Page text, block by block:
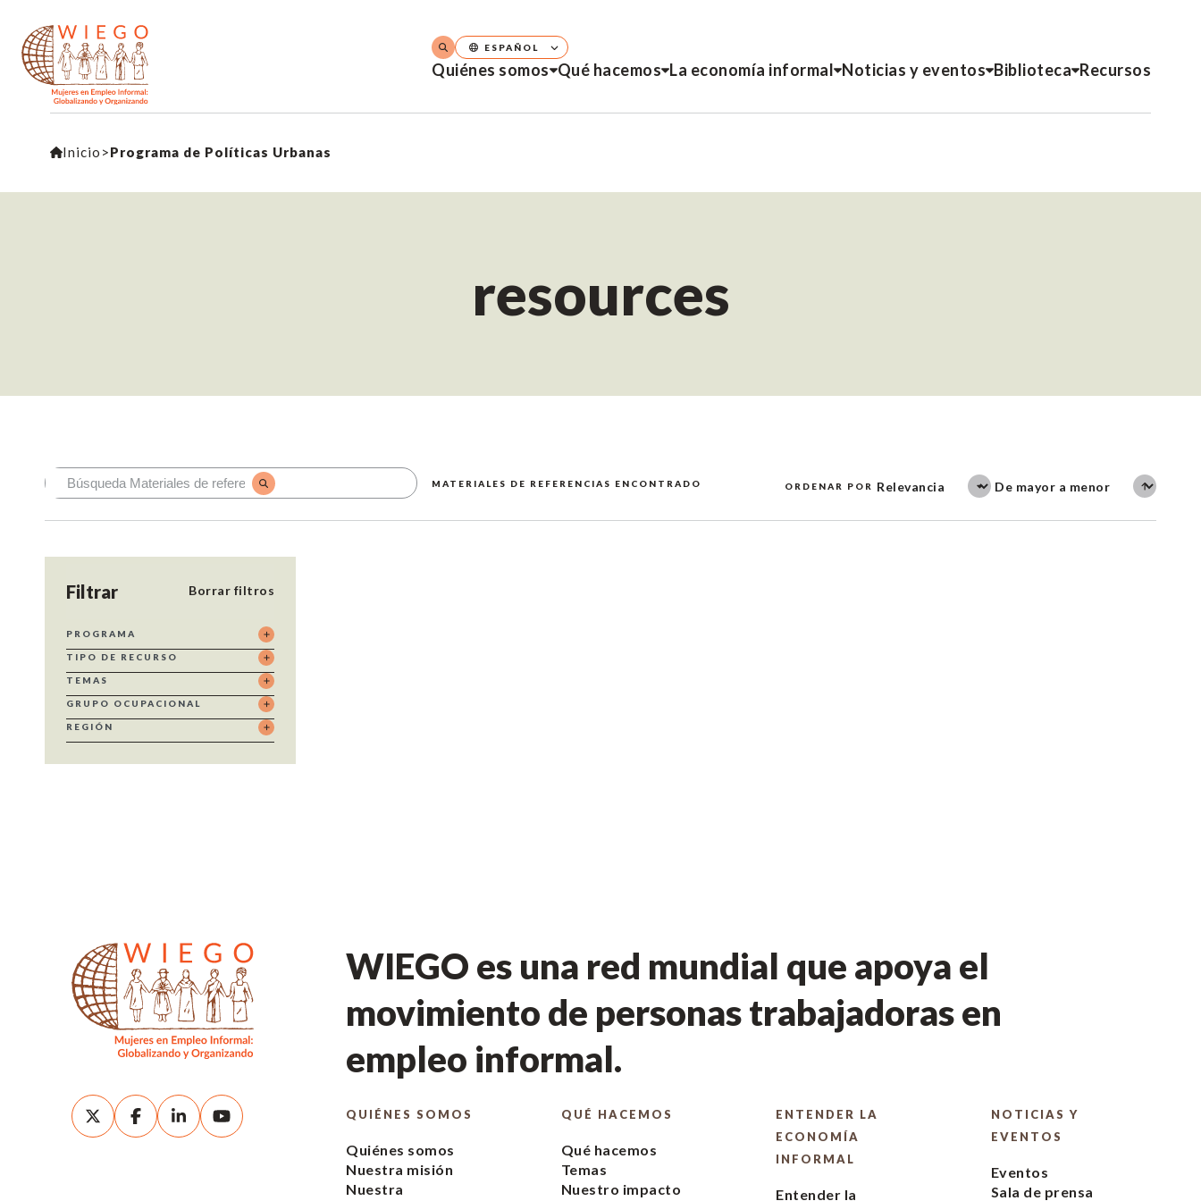
Quiénes somos Qué hacemos La economía informal Noticias y eventos Biblioteca Recursos
ESPAÑOL
Inicio >Programa de Políticas Urbanas
resources
MATERIALES DE REFERENCIAS ENCONTRADO ORDENAR POR
Filtrar Borrar filtros
PROGRAMA
TIPO DE RECURSO
TEMAS
GRUPO OCUPACIONAL
REGIÓN
WIEGO es una red mundial que apoya el
movimiento de personas trabajadoras en
empleo informal.
QUIÉNES SOMOS
Quiénes somos
Nuestra misión
Nuestra
QUÉ HACEMOS
Qué hacemos
Temas
Nuestro impacto
ENTENDER LA
ECONOMÍA
INFORMAL
Entender la
NOTICIAS Y
EVENTOS
Eventos
Sala de prensa